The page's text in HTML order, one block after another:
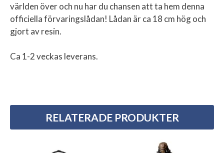
världen över och nu har du chansen att ta hem denna
officiella förvaringslådan! Lådan är ca 18 cm hög och
gjort av resin.
Ca 1-2 veckas leverans.
RELATERADE PRODUKTER